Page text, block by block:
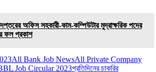
অফিস সহকারী-কাম-কম্পিউটার মুদ্রাক্ষরিক পদের
ফল প্রকাশ
All Bank Job NewsAll Private Company
Job Circular 2023প্রতিদিনের চাকরির